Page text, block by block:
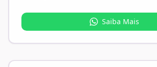
Saiba Mais